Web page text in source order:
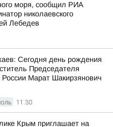
моря, сообщил РИА
николаевского
Лебедев
Сегодня день рождения
Председателя
России Марат Шакирзянович
11:30
Крым приглашает на